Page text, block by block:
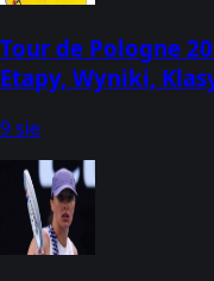
Tour de Pologne
Etapy, Wyniki,
9 sie